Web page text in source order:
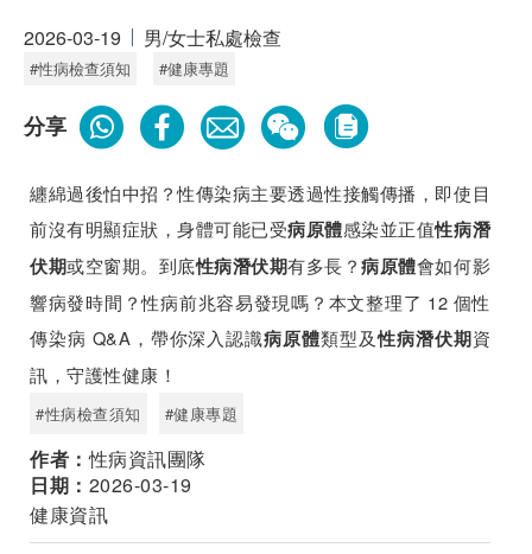
2026-03-19
男/女士私處檢查
#性病檢查須知 #健康專題
分享
纏綿過後怕中招？性傳染病主要透過性接觸傳播，即使目
前沒有明顯症狀，身體可能已受病原體感染並正值性病潛
伏期或空窗期。到底性病潛伏期有多長？病原體會如何影
響病發時間？性病前兆容易發現嗎？本文整理了 12 個性
傳染病 Q&A，帶你深入認識病原體類型及性病潛伏期資
訊，守護性健康！
#性病檢查須知 #健康專題
作者：性病資訊團隊
日期： 2026-03-19
健康資訊